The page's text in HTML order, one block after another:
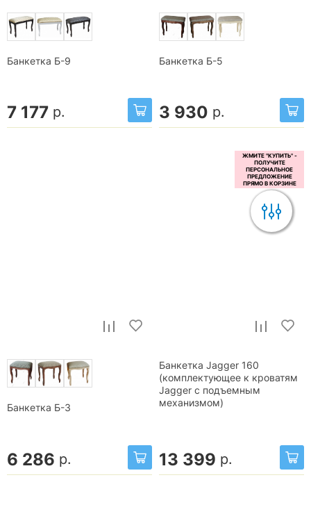
Банкетка Б-9
7 177 р.
Банкетка Б-5
3 930 р.
Банкетка Б-3
6 286 р.
Банкетка Jagger 160
(комплектующее к кроватям
Jagger с подъемным
механизмом)
13 399 р.